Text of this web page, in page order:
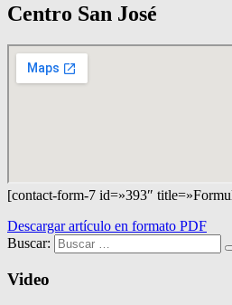
Centro San José
[contact-form-7 id=»393″
Descargar artículo en formato PDF
Buscar:
Video